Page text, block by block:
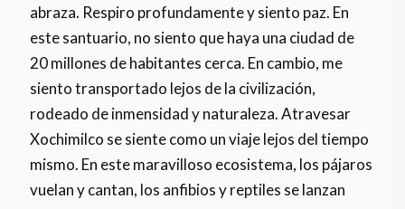
abraza. Respiro profundamente y siento paz. En
este santuario, no siento que haya una ciudad de
20 millones de habitantes cerca. En cambio, me
siento transportado lejos de la civilización,
rodeado de inmensidad y naturaleza. Atravesar
Xochimilco se siente como un viaje lejos del tiempo
mismo. En este maravilloso ecosistema, los pájaros
vuelan y cantan, los anfibios y reptiles se lanzan